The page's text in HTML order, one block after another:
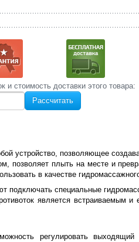
стоимость‌ доставки этого товара:
Рассчитать
устройство, позволяющее
позволяет плыть на месте и
в качестве
подключать специальные
является встраиваемым и
регулировать